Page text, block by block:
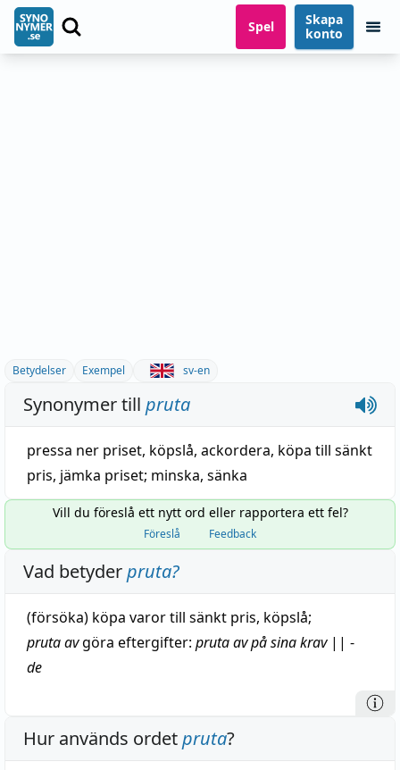
Spel
Skapa
konto
Betydelser Exempel sv-en
Synonymer till pruta
pressa ner priset, köpslå, ackordera, köpa till sänkt
pris, jämka priset; minska, sänka
Vill du föreslå ett nytt ord eller rapportera ett fel?
Föreslå Feedback
Vad betyderpruta?
(försöka) köpa varortill sänkt pris, köpslå;
pruta avgöra eftergifter: pruta av på sinakrav|| -
de
Hur används ordetpruta?